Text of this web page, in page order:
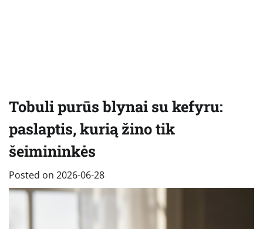
Tobuli purūs blynai su kefyru:
paslaptis, kurią žino tik
šeimininkės
Posted on 2026-06-28